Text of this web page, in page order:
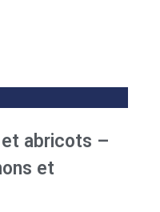
abricots –
et